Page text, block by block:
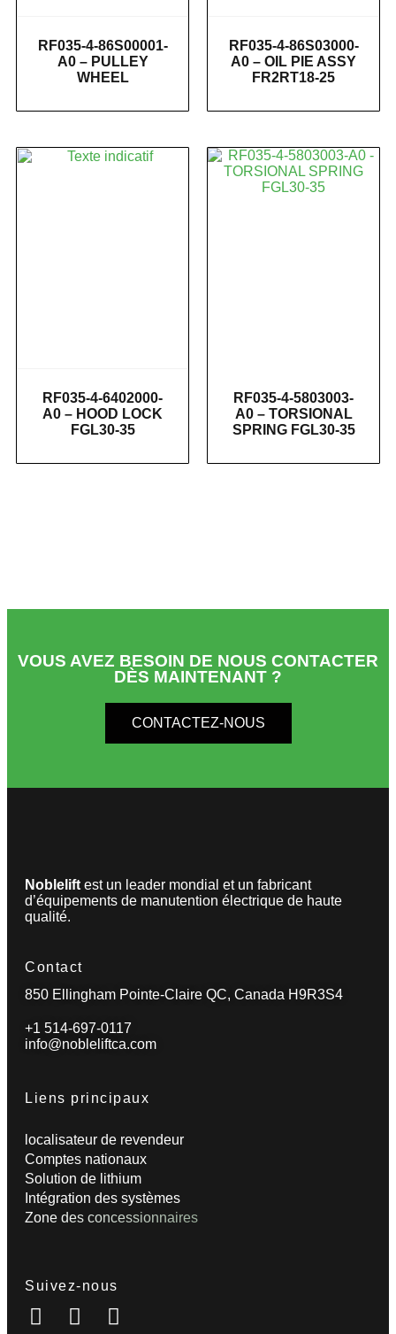
RF035-4-86S00001-
A0 – PULLEY
WHEEL
RF035-4-86S03000-
A0 – OIL PIE ASSY
FR2RT18-25
RF035-4-6402000-
A0 – HOOD LOCK
FGL30-35
RF035-4-5803003-
A0 – TORSIONAL
SPRING FGL30-35
VOUS AVEZ BESOIN DE NOUS CONTACTER
DÈS MAINTENANT ?
CONTACTEZ-NOUS
Noblelift est un leader mondial et un fabricant
d’équipements de manutention électrique de haute
qualité.
Contact
850 Ellingham Pointe-Claire QC, Canada H9R3S4
+1 514-697-0117
info@nobleliftca.com
Liens principaux
localisateur de revendeur
Comptes nationaux
Solution de lithium
Intégration des systèmes
Zone des concessionnaires
Suivez-nous